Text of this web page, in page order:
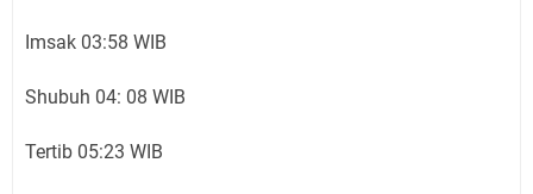
Imsak 03:58 WIB
Shubuh 04: 08 WIB
Tertib 05:23 WIB